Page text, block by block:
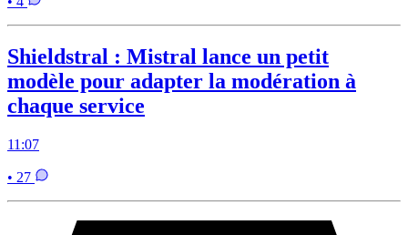
Shieldstral : Mistral lance un petit
modèle pour adapter la modération à
chaque service
11:07
• 27